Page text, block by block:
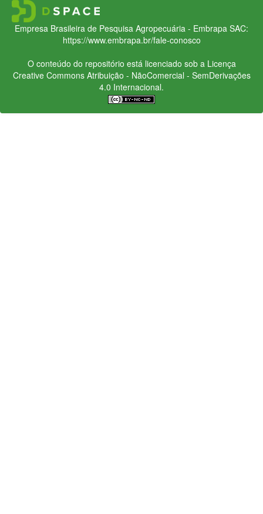
Empresa Brasileira de Pesquisa Agropecuária - Embrapa SAC:
https://www.embrapa.br/fale-conosco
O conteúdo do repositório está licenciado sob a Licença
Creative CommonsAtribuição - NãoComercial - SemDerivações
4.0 Internacional.